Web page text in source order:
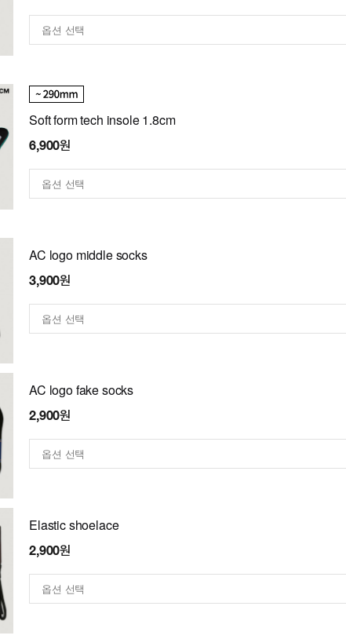
Soft form tech insole 1.8cm
6,900원
AC logo middle socks
3,900원
AC logo fake socks
2,900원
Elastic shoelace
2,900원